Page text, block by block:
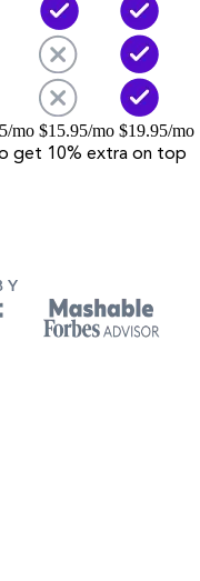
/mo $15.95/mo $19.95/mo
get 10% extra on top